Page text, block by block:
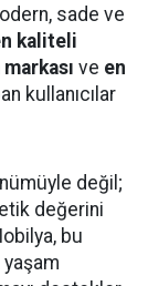
sade ve
kaliteli
ve en
kullanıcılar
değil;
değerini
bu